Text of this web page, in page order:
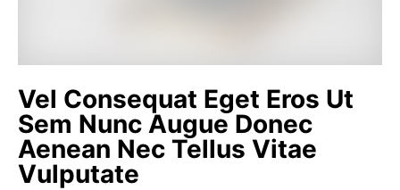
Vel Consequat Eget Eros Ut
Sem Nunc Augue Donec
Aenean Nec Tellus Vitae
Vulputate